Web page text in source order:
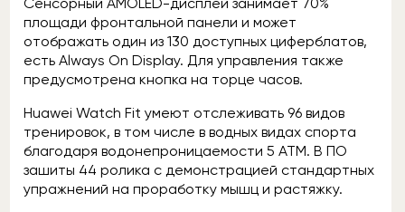
площади фронтальной панели и может
отображать один из 130 доступных циферблатов,
есть Always On Display. Для управления также
предусмотрена кнопка на торце часов.
Huawei Watch Fit умеют отслеживать 96 видов
тренировок, в том числе в водных видах спорта
благодаря водонепроницаемости 5 АТМ. В ПО
зашиты 44 ролика с демонстрацией стандартных
упражнений на проработку мышц и растяжку.